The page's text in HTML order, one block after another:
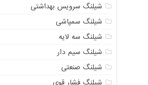
شیلنگ سرویس بهداشتی
شیلنگ سمپاشی
شیلنگ سه لایه
شیلنگ سیم دار
شیلنگ صنعتی
شیلنگ فشار قوی